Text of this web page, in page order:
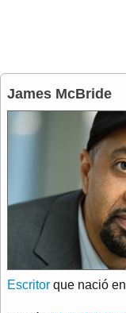
James McBride
Escritor que nació en